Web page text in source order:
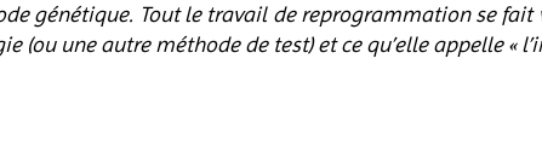
génétique. Tout le travail de reprogrammation se
(ou une autre méthode de test) et ce qu’elle appelle «